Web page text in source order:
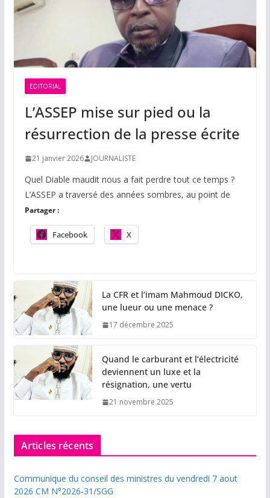
EDITORIAL
L’ASSEP mise sur pied ou la
résurrection de la presse écrite
21 janvier 2026 JOURNALISTE
Quel Diable maudit nous a fait perdre tout ce temps ?
L’ASSEP a traversé des années sombres, au point de
Partager :
Facebook X
La CFR et l’imam Mahmoud DICKO,
une lueur ou une menace ?
17 décembre 2025
Quand le carburant et l’électricité
deviennent un luxe et la
résignation, une vertu
21 novembre 2025
Articles récents
Communique du conseil des ministres du vendredi 7 aout
2026 CM N°2026-31/SGG